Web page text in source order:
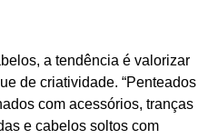
a tendência é valorizar
de criatividade. “Penteados
com acessórios, tranças
e cabelos soltos com